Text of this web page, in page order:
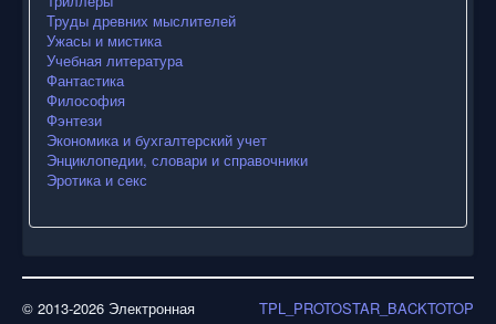
Труды древних мыслителей
Ужасы и мистика
Учебная литература
Фантастика
Философия
Фэнтези
Экономика и бухгалтерский учет
Энциклопедии, словари и справочники
Эротика и секс
TPL_PROTOSTAR_BACKTOTOP
© 2013-2026 Электронная